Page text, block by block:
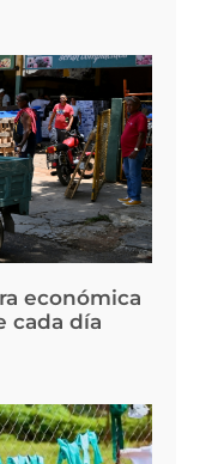
económica
cada día